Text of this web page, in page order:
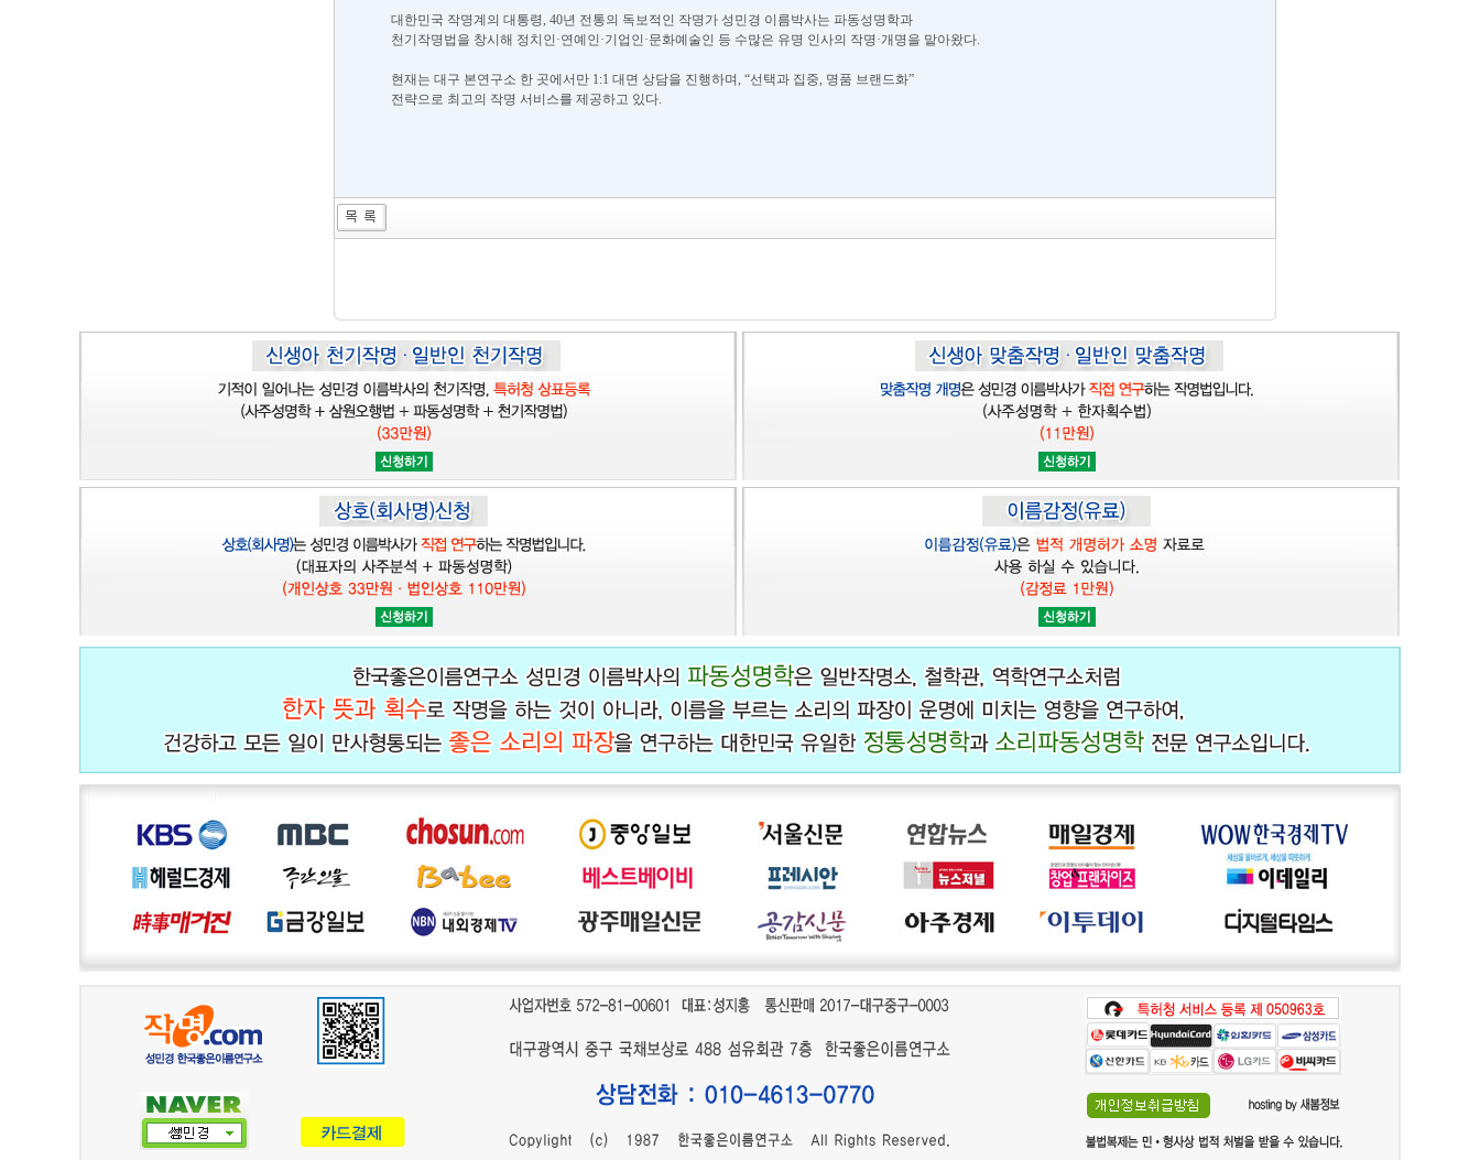
대한민국 작명계의 대통령, 40년 전통의 독보적인 작명가 성민경 이름박사는 파동성명학과
천기작명법을 창시해 정치인·연예인·기업인·문화예술인 등 수많은 유명 인사의 작명·개명을 맡아왔다.
현재는 대구 본연구소 한 곳에서만 1:1 대면 상담을 진행하며, “선택과 집중, 명품 브랜드화”
전략으로 최고의 작명 서비스를 제공하고 있다.